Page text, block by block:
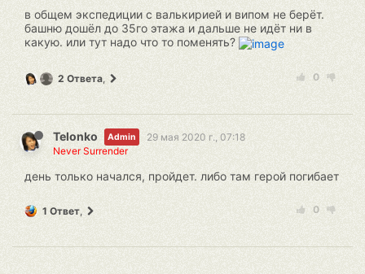
в общем экспедиции с валькирией и випом не берёт.
башню дошёл до 35го этажа и дальше не идёт ни в
какую. или тут надо что то поменять?
0
2 Ответа,
Telonko Admin
29 мая 2020 г., 07:18
Never Surrender
день только начался, пройдет. либо там герой погибает
0
1 Ответ,